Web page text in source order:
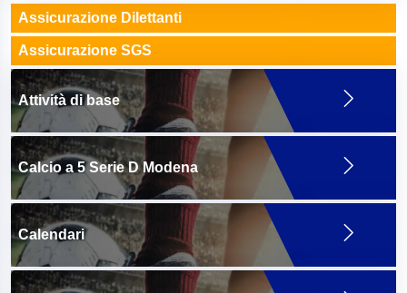
Assicurazione Dilettanti
Assicurazione SGS
Attività di base
Calcio a 5 Serie D Modena
Calendari